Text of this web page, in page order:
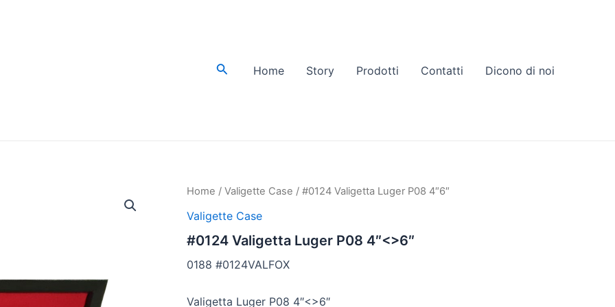
Cerca Home Story Prodotti Contatti Dicono di noi
Home / Valigette Case / #0124 Valigetta Luger P08 4″6″
Valigette Case
#0124 Valigetta Luger P08 4″<>6″
0188 #0124VALFOX
Valigetta Luger P08 4″<>6″